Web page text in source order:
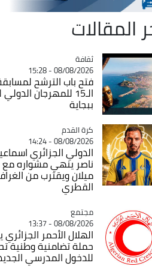
المقالات
Catégorie
ثقافة
08/08/2026 - 15:28
فتح باب الترشح
الـ15 للمهرجان
ببجاية
Catégorie
كرة القدم
08/08/2026 - 14:24
الدولي الجزائري
ناصر ينهي مشواره مع
ميلان ويقترب من
القطري
Catégorie
مجتمع
08/08/2026 - 13:37
الهلال الأحمر
حملة تضامنية وطنية
للدخول المدرسي